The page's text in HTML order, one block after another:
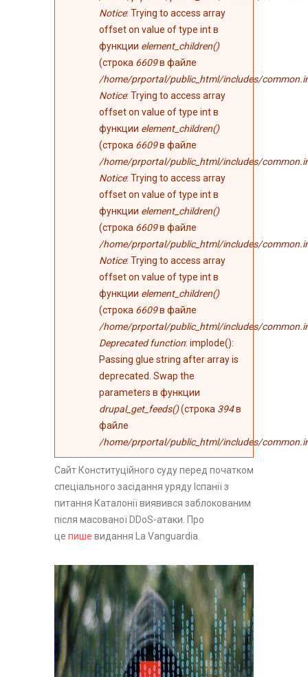
Notice: Trying to access array
offset on value of type int в
функции element_children()
(строка 6609в файле
/home/prportal/public_html/includes/
Notice: Trying to access array
offset on value of type int в
функции element_children()
(строка 6609в файле
/home/prportal/public_html/includes/
Notice: Trying to access array
offset on value of type int в
функции element_children()
(строка 6609в файле
/home/prportal/public_html/includes/
Notice: Trying to access array
offset on value of type int в
функции element_children()
(строка 6609в файле
/home/prportal/public_html/includes/
Deprecated function: implode():
Passing glue string after array is
deprecated. Swap the
parameters в функции
drupal_get_feeds()(строка 394в
файле
/home/prportal/public_html/includes/
Сайт Конституційного суду перед початком
спеціального засідання уряду Іспанії з
питання Каталонії виявився заблокованим
після масованої DDoS-атаки. Про
це пише видання La Vanguardia.